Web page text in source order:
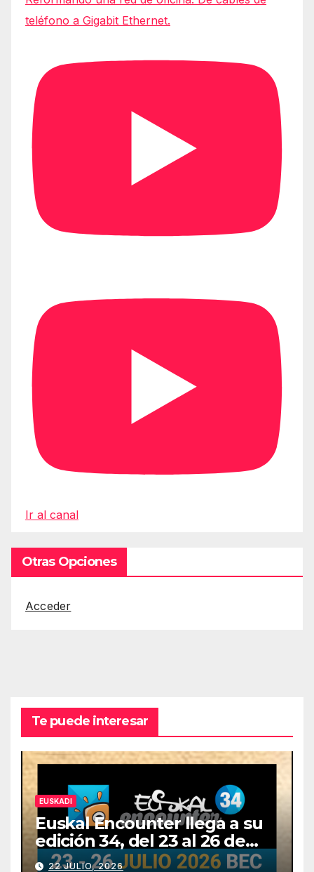
teléfono a Gigabit Ethernet.
Ir al canal
Otras Opciones
Acceder
Te puede interesar
EUSKADI
Euskal Encounter llega a su
edición 34, del 23 al 26 de
julio
22 JULIO, 2026